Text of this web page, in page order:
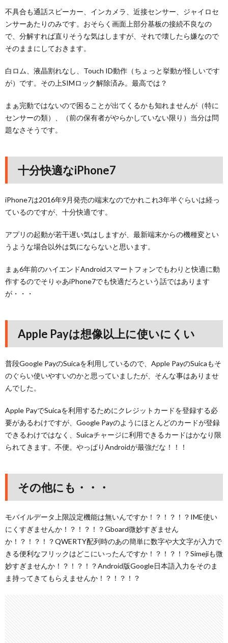
不具合も通話スピーカー、インカメラ、近接センサー、ジャイロセ
ンサーあたりのみです。おそらく画面上部分基板の接続不良なの
で、分解すれば直りそうな気はしますが、それで壊したら嫌なので
そのままにしておきます。
白ロム、液晶割れなし、Touch ID動作（ちょっと挙動が怪しいです
が）です。その上SIMロック解除済み。最高では？
まぁ完動ではないので困ることが出てくるかも知れませんが（特に
センサーの類）、（前の保有者がやらかしていない限り）当分は問
題なさそうです。
十分快適なiPhone7
iPhone7は2016年9月発売の端末なのでかれこれ3年半ぐらいは経っ
ているのですが、十分快適です。
アプリの起動が若干遅い気はしますが、最新端末からの機種変とい
うような場合以外は気にならないと思います。
まぁ6年前のハイエンドAndroidスマートフォンでもわりと快適に動
作するのでそりゃあiPhone7でも快適だろという話ではあります
が・・・
Apple Payは想像以上に使いにくい
普段Google PayのSuicaを利用しているので、Apple PayのSuicaもそ
のぐらい使いやすいのかと思っていましたが、そんな事はありませ
んでした。
Apple PayでSuicaを利用するためにクレジットカードを登録する必
要があるわけですが、Google Payのようにほとんどのカードが登録
できるわけではなく、Suicaチャージに利用できるカードはかなり限
られてきます。不便。やっぱりAndroidが最強だな！！！
その他にも・・・
モバイルデータ上限設定機能は無いんですか！？！？！？IME使い
にくすぎませんか！？！？！？Gboard微妙すぎません
か！？！？！？QWERTY配列時のあの簡単に数字や大文字が入力で
きる便利なフリックはどこにいったんですか！？！？！？Simejiも微
妙すぎませんか！？！？！？Android版Google日本語入力をそのま
ま持ってきてもらえませんか！？！？！？